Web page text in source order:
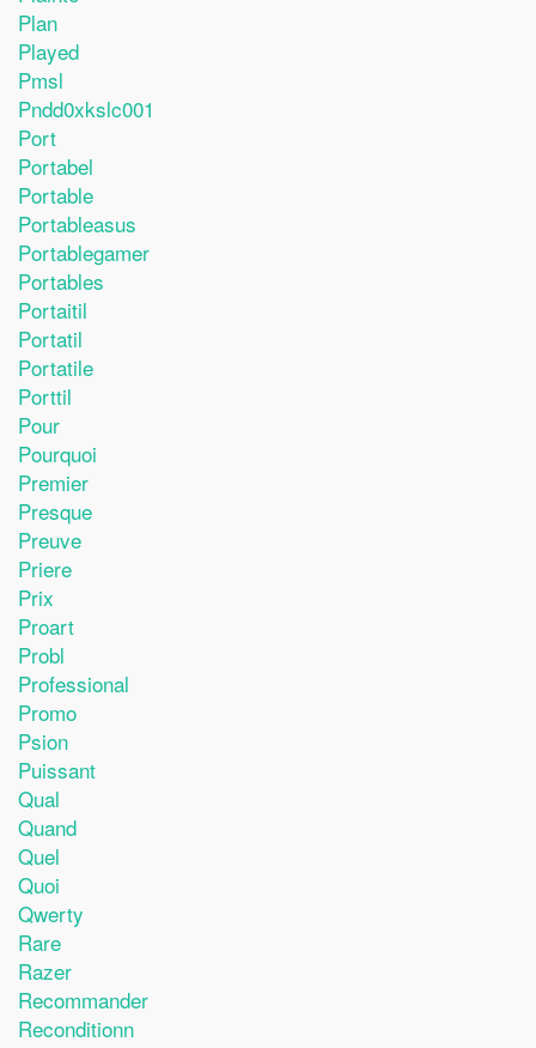
Plan
Played
Pmsl
Pndd0xkslc001
Port
Portabel
Portable
Portableasus
Portablegamer
Portables
Portaitil
Portatil
Portatile
Porttil
Pour
Pourquoi
Premier
Presque
Preuve
Priere
Prix
Proart
Probl
Professional
Promo
Psion
Puissant
Qual
Quand
Quel
Quoi
Qwerty
Rare
Razer
Recommander
Reconditionn